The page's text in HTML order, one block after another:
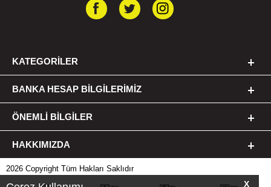
X
KATEGORILER
BANKA HESAP BILGILERIMIZ
ÖNEMLI BILGILER
HAKKIMIZDA
2026 Copyright Tüm Hakları Saklıdır